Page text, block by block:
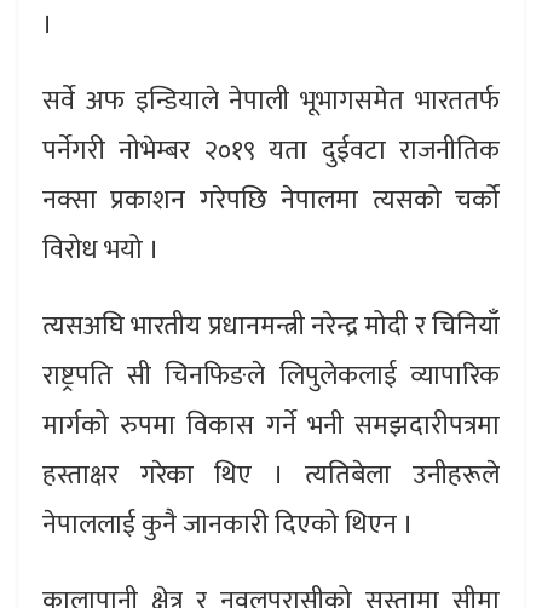
।
सर्वे अफ इन्डियाले नेपाली भूभागसमेत भारततर्फ
पर्नेगरी नोभेम्बर २०१९ यता दुईवटा राजनीतिक
नक्सा प्रकाशन गरेपछि नेपालमा त्यसको चर्को
विरोध भयो ।
त्यसअघि भारतीय प्रधानमन्त्री नरेन्द्र मोदी र चिनियाँ
राष्ट्रपति सी चिनफिङले लिपुलेकलाई व्यापारिक
मार्गको रुपमा विकास गर्ने भनी समझदारीपत्रमा
हस्ताक्षर गरेका थिए । त्यतिबेला उनीहरूले
नेपाललाई कुनै जानकारी दिएको थिएन ।